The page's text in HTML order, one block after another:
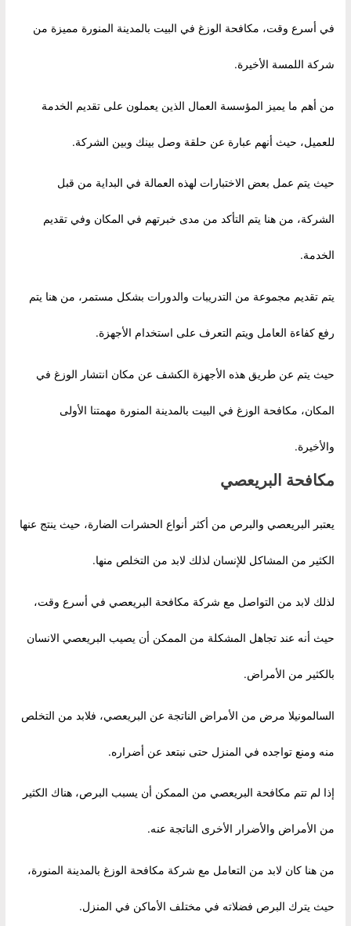
في أسرع وقت، مكافحة الوزغ في البيت بالمدينة المنورة مميزة من
شركة اللمسة الأخيرة.
من أهم ما يميز المؤسسة العمال الذين يعملون على تقديم الخدمة
للعميل، حيث أنهم عبارة عن حلقة وصل بينك وبين الشركة.
حيث يتم عمل بعض الاختبارات لهذه العمالة في البداية من قبل
الشركة، من هنا يتم التأكد من مدى خبرتهم في المكان وفي تقديم
الخدمة.
يتم تقديم مجموعة من التدريبات والدورات بشكل مستمر، من هنا يتم
رفع كفاءة العامل ويتم التعرف على استخدام الأجهزة.
حيث يتم عن طريق هذه الأجهزة الكشف عن مكان انتشار الوزغ في
المكان، مكافحة الوزغ في البيت بالمدينة المنورة مهمتنا الأولى
والأخيرة.
مكافحة البريعصي
يعتبر البريعصي والبرص من أكثر أنواع الحشرات الضارة، حيث ينتج عنها
الكثير من المشاكل للإنسان لذلك لابد من التخلص منها.
لذلك لابد من التواصل مع شركة مكافحة البريعصي في أسرع وقت،
حيث أنه عند تجاهل المشكلة من الممكن أن يصيب البريعصي الانسان
بالكثير من الأمراض.
السالمونيلا مرض من الأمراض الناتجة عن البريعصي، فلابد من التخلص
منه ومنع تواجده في المنزل حتى نبتعد عن أضراره.
إذا لم تتم مكافحة البريعصي من الممكن أن يسبب البرص، هناك الكثير
من الأمراض والأضرار الأخرى الناتجة عنه.
من هنا كان لابد من التعامل مع شركة مكافحة الوزغ بالمدينة المنورة،
حيث يترك البرص فضلاته في مختلف الأماكن في المنزل.